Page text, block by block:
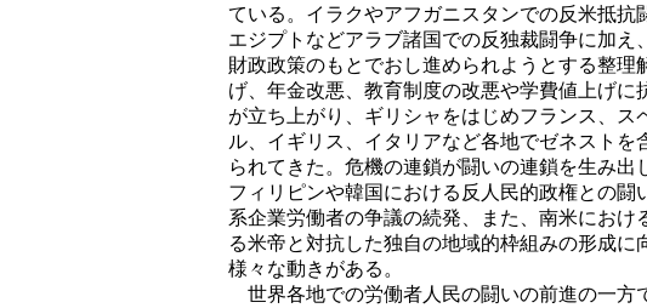
ている。イラクやアフガニスタンでの反米抵抗
エジプトなどアラブ諸国での反独裁闘争に加え
財政政策のもとでおし進められようとする整理
げ、年金改悪、教育制度の改悪や学費値上げに
が立ち上がり、ギリシャをはじめフランス、ス
ル、イギリス、イタリアなど各地でゼネストを
られてきた。危機の連鎖が闘いの連鎖を生み出
フィリピンや韓国における反人民的政権との闘
系企業労働者の争議の続発、また、南米におけ
る米帝と対抗した独自の地域的枠組みの形成に
様々な動きがある。
世界各地での労働者人民の闘いの前進の一方